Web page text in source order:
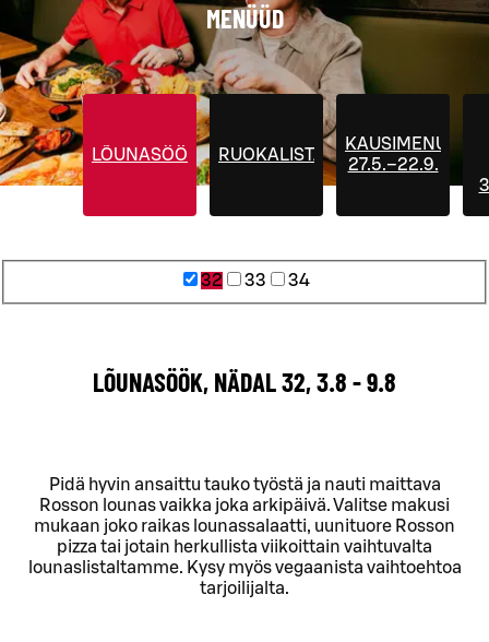
MENÜÜD
LÕUNASÖÖK RUOKALISTA
KAUSIMENUT
27.5.–22.9.
32 33 34
LÕUNASÖÖK, NÄDAL 32, 3.8 - 9.8
Pidä hyvin ansaittu tauko työstä ja nauti maittava
Rosson lounas vaikka joka arkipäivä. Valitse makusi
mukaan joko raikas lounassalaatti, uunituore Rosson
pizza tai jotain herkullista viikoittain vaihtuvalta
lounaslistaltamme. Kysy myös vegaanista vaihtoehtoa
tarjoilijalta.